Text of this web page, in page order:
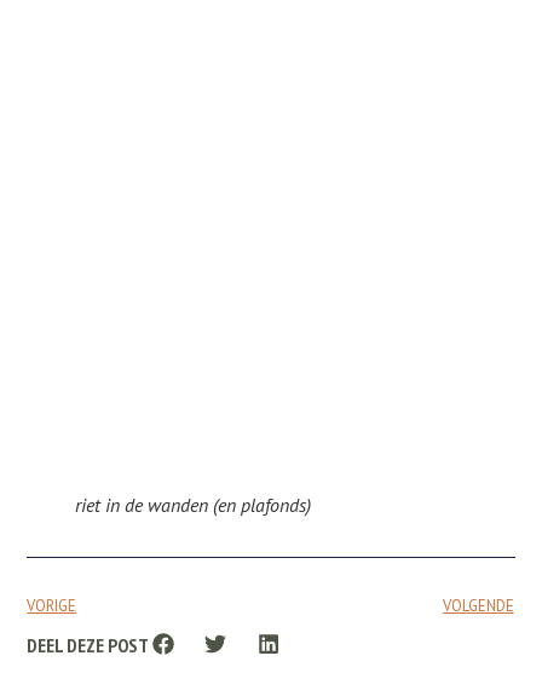
riet in de wanden (en plafonds)
VORIGE VOLGENDE
DEEL DEZE POST